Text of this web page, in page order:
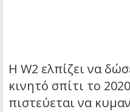
Η W2 ελπίζει να
κινητό σπίτι το
πιστεύεται να